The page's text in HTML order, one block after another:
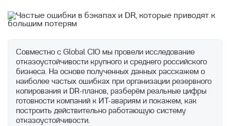
Совместно с Global CIO мы провели исследование
отказоустойчивости крупного и среднего российского
бизнеса. На основе полученных данных расскажем о
наиболее частых ошибках при организации резервного
копирования и DR-планов, разберём реальные цифры
готовности компаний к ИТ-авариям и покажем, как
построить действительно работающую систему
отказоустойчивости.